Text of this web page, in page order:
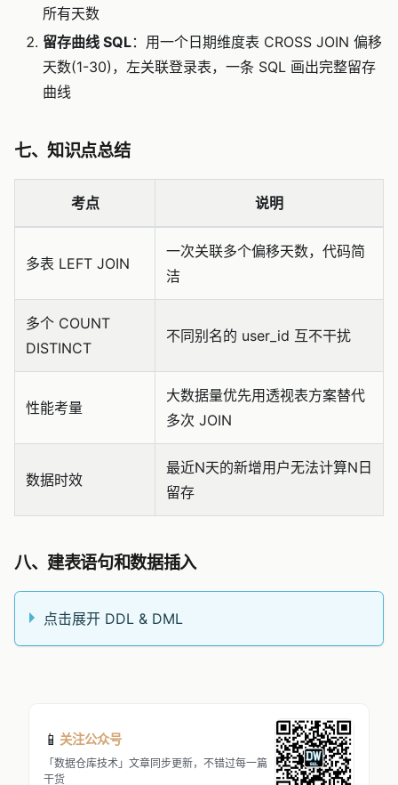
所有天数
留存曲线 SQL：用一个日期维度表 CROSS JOIN 偏移
天数(1-30)，左关联登录表，一条 SQL 画出完整留存
曲线
七、知识点总结
考点 说明
多表 LEFT JOIN
一次关联多个偏移天数，代码简
洁
多个 COUNT
DISTINCT
不同别名的 user_id 互不干扰
性能考量
大数据量优先用透视表方案替代
多次 JOIN
数据时效
最近N天的新增用户无法计算N日
留存
八、建表语句和数据插入
点击展开 DDL & DML
📱 关注公众号
「数据仓库技术」文章同步更新，不错过每一篇
干货